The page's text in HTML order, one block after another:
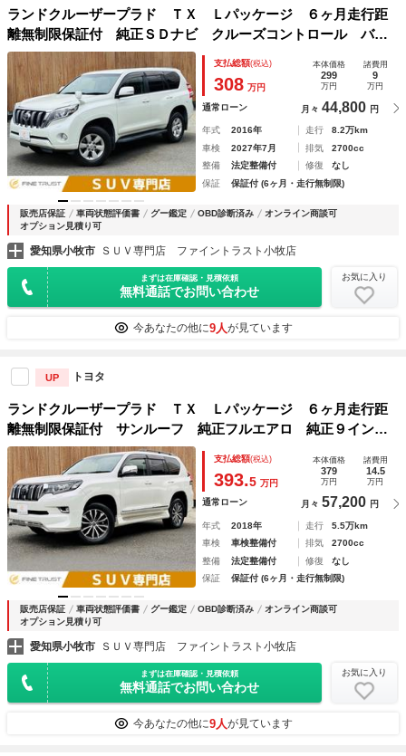
ランドクルーザープラド ＴＸ Ｌパッケージ ６ヶ月走行距
離無制限保証付 純正ＳＤナビ クルーズコントロール バッ
クカメラ シートヒーター 黒革シート 禁煙車 後席ヘッド
レストモニター フルセグＴＶ Ｂｌｕｅｔｏｏｔｈ ＨＩＤ
ヘッドライト ４ＷＤ
支払総額(税込)
308 万円
本体価格
299
万円
諸費用
9
万円
通常ローン 月々 44,800 円
年式 2016年 走行
8.2万km
車検
2027年7月 排気
2700cc
整備
法定整備付 修復
なし
保証
保証付 (6ヶ月・走行無制限)
販売店保証 車両状態評価書 グー鑑定 OBD診断済み
オンライン商談可
オプション見積り可
愛知県小牧市 ＳＵＶ専門店 ファイントラスト小牧店
まずは在庫確認・見積依頼
無料通話でお問い合わせ
お気に入り
今あなたの他に9人が見ています
UP トヨタ
ランドクルーザープラド ＴＸ Ｌパッケージ ６ヶ月走行距
離無制限保証付 サンルーフ 純正フルエアロ 純正９インチ
ナビ 本革シート トヨタセーフティセンス レーダークルー
ズコントロール 衝突軽減ブレーキ 障害物センサー Ｂカメ
ラ シートエアコン
支払総額(税込)
393.5 万円
本体価格
379
万円
諸費用
14.5
万円
通常ローン 月々 57,200 円
年式 2018年 走行
5.5万km
車検
車検整備付 排気
2700cc
整備
法定整備付 修復
なし
保証
保証付 (6ヶ月・走行無制限)
販売店保証 車両状態評価書 グー鑑定 OBD診断済み
オンライン商談可
オプション見積り可
愛知県小牧市 ＳＵＶ専門店 ファイントラスト小牧店
まずは在庫確認・見積依頼
無料通話でお問い合わせ
お気に入り
今あなたの他に9人が見ています